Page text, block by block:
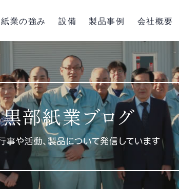
業の強み 設備 製品事例 会社概要